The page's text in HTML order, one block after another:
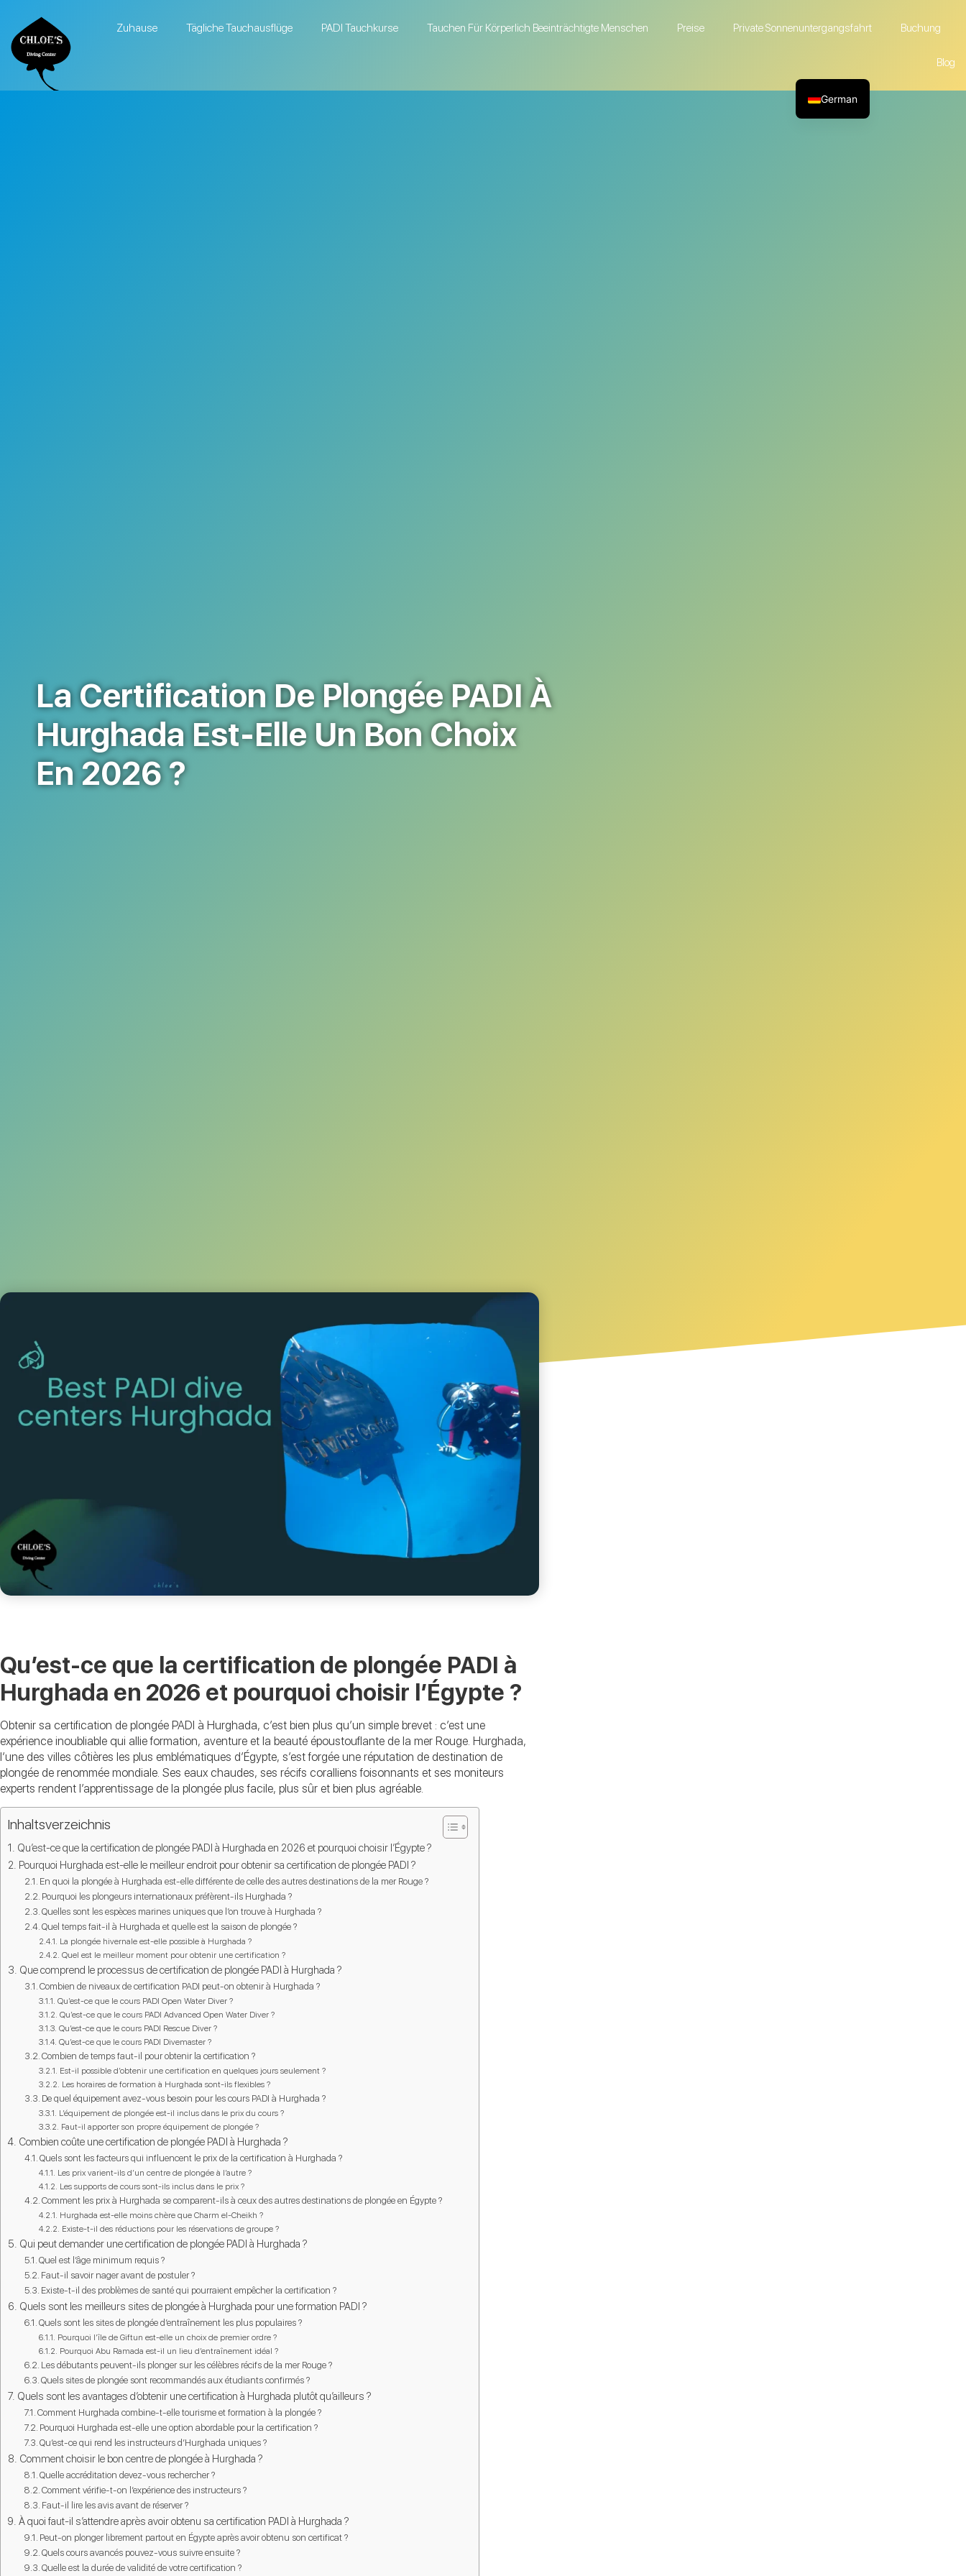
Zuhause Tägliche Tauchausflüge PADI Tauchkurse Tauchen Für Körperlich Beeinträchtigte Menschen Preise Private Sonnenuntergangsfahrt Buchung
Blog
La Certification De Plongée PADI À
Hurghada Est-Elle Un Bon Choix
En 2026 ?
Qu’est-ce que la certification de plongée PADI à
Hurghada en 2026 et pourquoi choisir l’Égypte ?
Obtenir sa certification de plongée PADI à Hurghada, c’est bien plus qu’un simple brevet : c’est une
expérience inoubliable qui allie formation, aventure et la beauté époustouflante de la mer Rouge. Hurghada,
l’une des villes côtières les plus emblématiques d’Égypte, s’est forgée une réputation de destination de
plongée de renommée mondiale. Ses eaux chaudes, ses récifs coralliens foisonnants et ses moniteurs
experts rendent l’apprentissage de la plongée plus facile, plus sûr et bien plus agréable.
Inhaltsverzeichnis
Qu’est-ce que la certification de plongée PADI à Hurghada en 2026 et pourquoi choisir l’Égypte ?
Pourquoi Hurghada est-elle le meilleur endroit pour obtenir sa certification de plongée PADI ?
En quoi la plongée à Hurghada est-elle différente de celle des autres destinations de la mer Rouge ?
Pourquoi les plongeurs internationaux préfèrent-ils Hurghada ?
Quelles sont les espèces marines uniques que l’on trouve à Hurghada ?
Quel temps fait-il à Hurghada et quelle est la saison de plongée ?
La plongée hivernale est-elle possible à Hurghada ?
Quel est le meilleur moment pour obtenir une certification ?
Que comprend le processus de certification de plongée PADI à Hurghada ?
Combien de niveaux de certification PADI peut-on obtenir à Hurghada ?
Qu’est-ce que le cours PADI Open Water Diver ?
Qu’est-ce que le cours PADI Advanced Open Water Diver ?
Qu’est-ce que le cours PADI Rescue Diver ?
Qu’est-ce que le cours PADI Divemaster ?
Combien de temps faut-il pour obtenir la certification ?
Est-il possible d’obtenir une certification en quelques jours seulement ?
Les horaires de formation à Hurghada sont-ils flexibles ?
De quel équipement avez-vous besoin pour les cours PADI à Hurghada ?
L’équipement de plongée est-il inclus dans le prix du cours ?
Faut-il apporter son propre équipement de plongée ?
Combien coûte une certification de plongée PADI à Hurghada ?
Quels sont les facteurs qui influencent le prix de la certification à Hurghada ?
Les prix varient-ils d’un centre de plongée à l’autre ?
Les supports de cours sont-ils inclus dans le prix ?
Comment les prix à Hurghada se comparent-ils à ceux des autres destinations de plongée en Égypte ?
Hurghada est-elle moins chère que Charm el-Cheikh ?
Existe-t-il des réductions pour les réservations de groupe ?
Qui peut demander une certification de plongée PADI à Hurghada ?
Quel est l’âge minimum requis ?
Faut-il savoir nager avant de postuler ?
Existe-t-il des problèmes de santé qui pourraient empêcher la certification ?
Quels sont les meilleurs sites de plongée à Hurghada pour une formation PADI ?
Quels sont les sites de plongée d’entraînement les plus populaires ?
Pourquoi l’île de Giftun est-elle un choix de premier ordre ?
Pourquoi Abu Ramada est-il un lieu d’entraînement idéal ?
Les débutants peuvent-ils plonger sur les célèbres récifs de la mer Rouge ?
Quels sites de plongée sont recommandés aux étudiants confirmés ?
Quels sont les avantages d’obtenir une certification à Hurghada plutôt qu’ailleurs ?
Comment Hurghada combine-t-elle tourisme et formation à la plongée ?
Pourquoi Hurghada est-elle une option abordable pour la certification ?
Qu’est-ce qui rend les instructeurs d’Hurghada uniques ?
Comment choisir le bon centre de plongée à Hurghada ?
Quelle accréditation devez-vous rechercher ?
Comment vérifie-t-on l’expérience des instructeurs ?
Faut-il lire les avis avant de réserver ?
À quoi faut-il s’attendre après avoir obtenu sa certification PADI à Hurghada ?
Peut-on plonger librement partout en Égypte après avoir obtenu son certificat ?
Quels cours avancés pouvez-vous suivre ensuite ?
Quelle est la durée de validité de votre certification ?
German
English